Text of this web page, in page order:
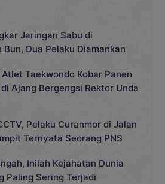
Jaringan Sabu di
Bun, Dua Pelaku Diamankan
Atlet Taekwondo Kobar Panen
Ajang Bergengsi Rektor Unda
Pelaku Curanmor di Jalan
Ternyata Seorang PNS
Inilah Kejahatan Dunia
Paling Sering Terjadi